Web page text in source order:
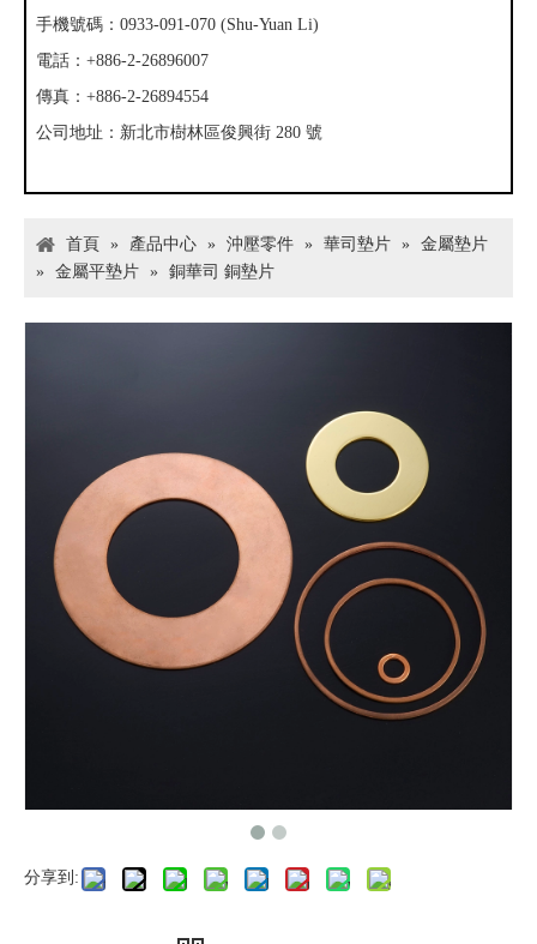
手機號碼：0933-091-070 (Shu-Yuan Li)
電話：+886-2-26896007
傳真：+886-2-26894554
公司地址：新北市樹林區俊興街 280 號
首頁 » 產品中心 » 沖壓零件 » 華司墊片 » 金屬墊片
» 金屬平墊片 » 銅華司 銅墊片
分享到: